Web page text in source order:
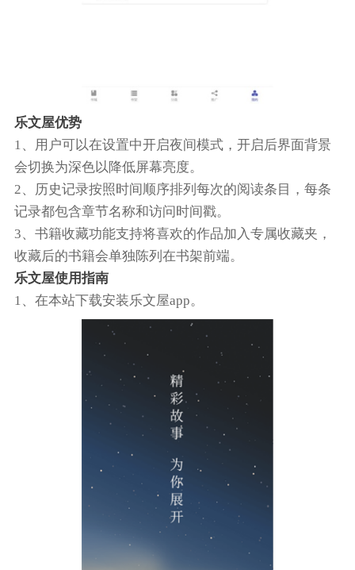
乐文屋优势
1、用户可以在设置中开启夜间模式，开启后界面背景
会切换为深色以降低屏幕亮度。
2、历史记录按照时间顺序排列每次的阅读条目，每条
记录都包含章节名称和访问时间戳。
3、书籍收藏功能支持将喜欢的作品加入专属收藏夹，
收藏后的书籍会单独陈列在书架前端。
乐文屋使用指南
1、在本站下载安装乐文屋app。